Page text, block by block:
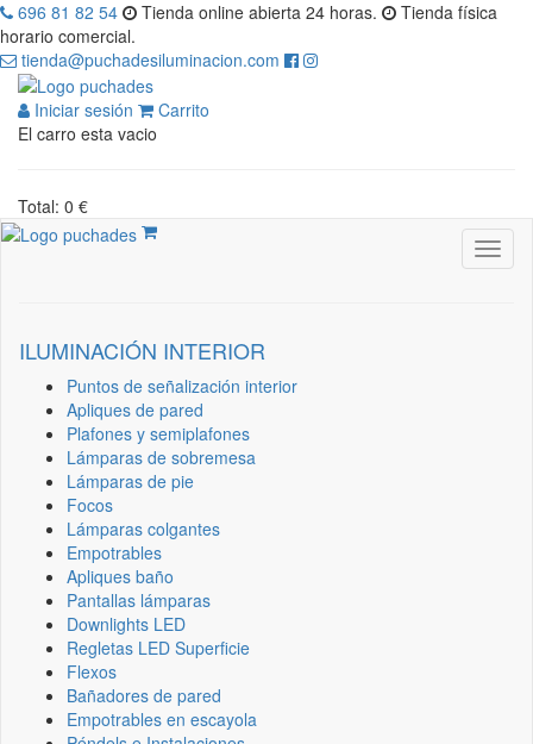
696 81 82 54 Tienda online abierta 24 horas.
Tienda física
horario comercial.
tienda@puchadesiluminacion.com
Iniciar sesión
Carrito
El carro esta vacio
Total: 0 €
ILUMINACIÓN INTERIOR
Puntos de señalización interior
Apliques de pared
Plafones y semiplafones
Lámparas de sobremesa
Lámparas de pie
Focos
Lámparas colgantes
Empotrables
Apliques baño
Pantallas lámparas
Downlights LED
Regletas LED Superficie
Flexos
Bañadores de pared
Empotrables en escayola